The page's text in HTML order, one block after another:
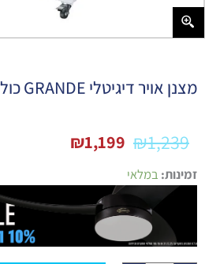
מצנן אויר דיגיטלי GRANDE כולל שלט 45L
₪1,239
₪1,199
זמינות: במלאיכמות
של
מצנן
דיגיטלי
GRANDE
כולל